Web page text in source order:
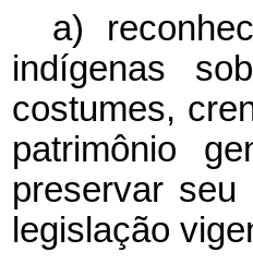
a)
indígenas
costumes,
patrimônio
preservar
legislação